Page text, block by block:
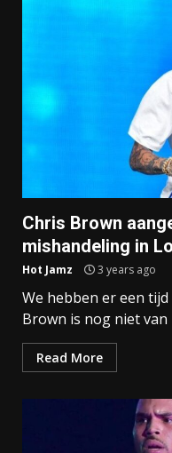
Chris Brown
mishandeling in
Hot Jamz 3 years ago
We hebben er een
Brown is nog niet van
Read More